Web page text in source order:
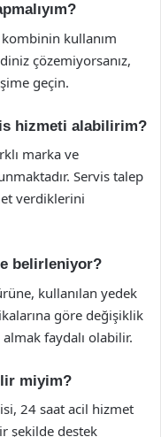
kullanım
çözemiyorsanız,
geçin.
hizmeti alabilirim?
marka ve
Servis talep
verdiklerini
belirleniyor?
kullanılan yedek
göre değişiklik
faydalı olabilir.
miyim?
24 saat acil hizmet
şekilde destek